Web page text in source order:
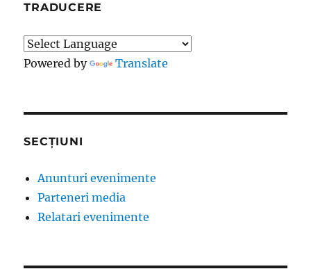
TRADUCERE
Powered by Translate
SECȚIUNI
Anunturi evenimente
Parteneri media
Relatari evenimente